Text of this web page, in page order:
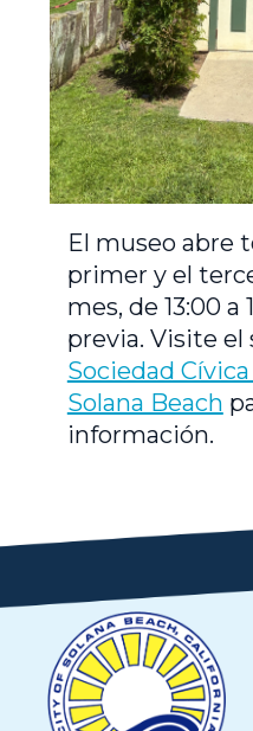
El museo abre
primer y el
mes, de 13:00 a
previa. Visite
Sociedad
Solana Beach
información.